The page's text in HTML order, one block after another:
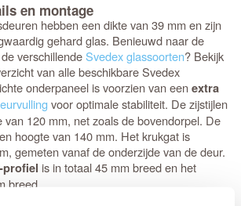
en montage
hebben een dikte van 39 mm en zijn
gehard glas. Benieuwd naar de
verschillendeSvedex glassoorten? Bekijk
van alle beschikbare Svedex
onderpaneel is voorzien van eenextra
voor optimale stabiliteit. De zijstijlen
van 120 mm, net zoals de bovendorpel. De
hoogte van 140 mm. Het krukgat is
gemeten vanaf de onderzijde van de deur.
profiel is in totaal 45 mm breed en het
breed.